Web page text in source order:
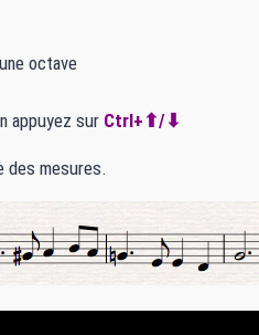
octave
appuyez sur Ctrl+⬆︎/⬇︎
des mesures.